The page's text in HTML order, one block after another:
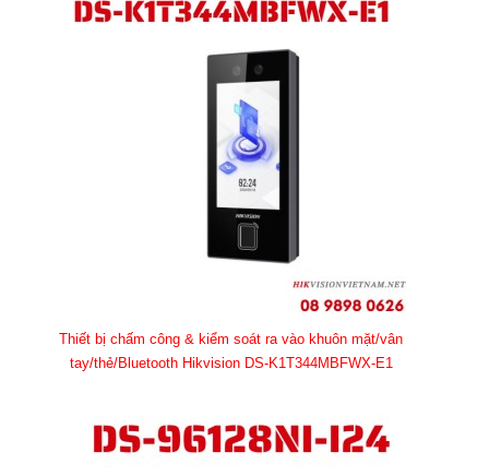
Thiết bị chấm công & kiểm soát ra vào khuôn mặt/vân
tay/thẻ/Bluetooth Hikvision DS-K1T344MBFWX-E1